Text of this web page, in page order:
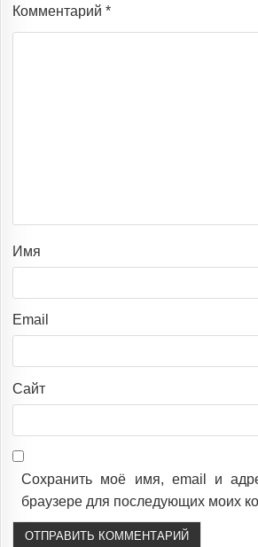
Комментарий *
Имя
Email
Сайт
Сохранить моё имя, email и
браузере для последующих моих